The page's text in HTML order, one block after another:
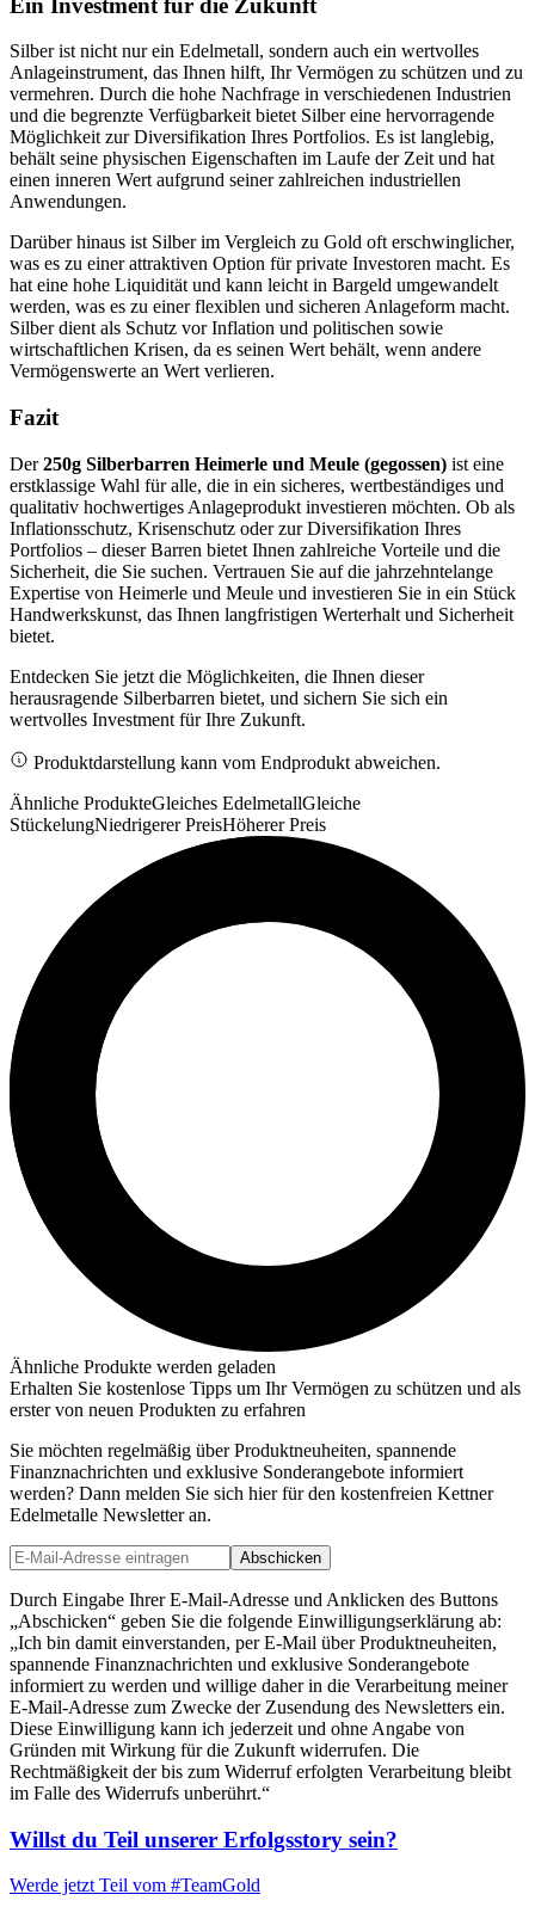
Silber ist nicht nur ein Edelmetall, sondern auch ein wertvolles
Anlageinstrument, das Ihnen hilft, Ihr Vermögen zu schützen und zu
vermehren. Durch die hohe Nachfrage in verschiedenen Industrien
und die begrenzte Verfügbarkeit bietet Silber eine hervorragende
Möglichkeit zur Diversifikation Ihres Portfolios. Es ist langlebig,
behält seine physischen Eigenschaften im Laufe der Zeit und hat
einen inneren Wert aufgrund seiner zahlreichen industriellen
Anwendungen.
Darüber hinaus ist Silber im Vergleich zu Gold oft erschwinglicher,
was es zu einer attraktiven Option für private Investoren macht. Es
hat eine hohe Liquidität und kann leicht in Bargeld umgewandelt
werden, was es zu einer flexiblen und sicheren Anlageform macht.
Silber dient als Schutz vor Inflation und politischen sowie
wirtschaftlichen Krisen, da es seinen Wert behält, wenn andere
Vermögenswerte an Wert verlieren.
Fazit
Der250g Silberbarren Heimerle und Meule (gegossen) ist eine
erstklassige Wahl für alle, die in ein sicheres, wertbeständiges und
qualitativ hochwertiges Anlageprodukt investieren möchten. Ob als
Inflationsschutz, Krisenschutz oder zur Diversifikation Ihres
Portfolios – dieser Barren bietet Ihnen zahlreiche Vorteile und die
Sicherheit, die Sie suchen. Vertrauen Sie auf die jahrzehntelange
Expertise von Heimerle und Meule und investieren Sie in ein Stück
Handwerkskunst, das Ihnen langfristigen Werterhalt und Sicherheit
bietet.
Entdecken Sie jetzt die Möglichkeiten, die Ihnen dieser
herausragende Silberbarren bietet, und sichern Sie sich ein
wertvolles Investment für Ihre Zukunft.
Produktdarstellung kann vom Endprodukt abweichen.
Ähnliche ProdukteGleiches EdelmetallGleiche
StückelungNiedrigerer PreisHöherer Preis
Ähnliche Produkte werden geladen
Erhalten Sie kostenlose Tipps um Ihr Vermögen zu schützen und als
erster von neuen Produkten zu erfahren
Sie möchten regelmäßig über Produktneuheiten, spannende
Finanznachrichten und exklusive Sonderangebote informiert
werden? Dann melden Sie sich hier für den kostenfreien Kettner
Edelmetalle Newsletter an.
Abschicken
Durch Eingabe Ihrer E-Mail-Adresse und Anklicken des Buttons
„Abschicken“ geben Sie die folgende Einwilligungserklärung ab:
„Ich bin damit einverstanden, per E-Mail über Produktneuheiten,
spannende Finanznachrichten und exklusive Sonderangebote
informiert zu werden und willige daher in die Verarbeitung meiner
E-Mail-Adresse zum Zwecke der Zusendung des Newsletters ein.
Diese Einwilligung kann ich jederzeit und ohne Angabe von
Gründen mit Wirkung für die Zukunft widerrufen. Die
Rechtmäßigkeit der bis zum Widerruf erfolgten Verarbeitung bleibt
im Falle des Widerrufs unberührt.“
Willst du Teil unserer Erfolgsstory sein?
Werde jetzt Teil vom #TeamGold